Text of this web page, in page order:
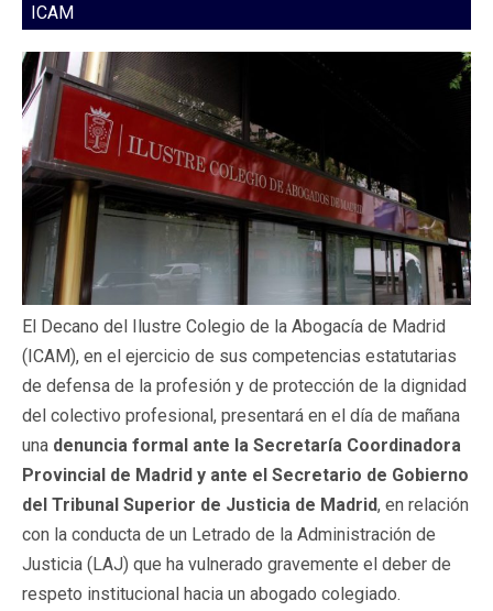
ICAM
El Decano del Ilustre Colegio de la Abogacía de Madrid
(ICAM), en el ejercicio de sus competencias estatutarias
de defensa de la profesión y de protección de la dignidad
del colectivo profesional, presentará en el día de mañana
una denuncia formal ante la Secretaría Coordinadora
Provincial de Madrid y ante el Secretario de Gobierno
del Tribunal Superior de Justicia de Madrid, en relación
con la conducta de un Letrado de la Administración de
Justicia (LAJ) que ha vulnerado gravemente el deber de
respeto institucional hacia un abogado colegiado.